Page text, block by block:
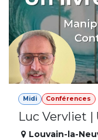
Midi Conférences
Luc Vervliet |
Louvain-la-